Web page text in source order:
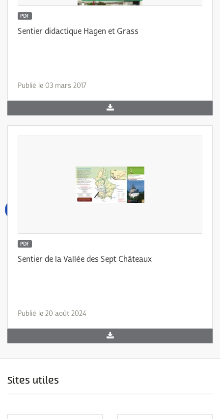
PDF
Sentier didactique Hagen et Grass
Publié le 03 mars 2017
PDF
Sentier de la Vallée des Sept Châteaux
Publié le 20 août 2024
Sites utiles